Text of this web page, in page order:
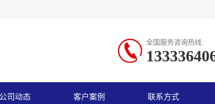
全国服务咨询热线:
公司动态 客户案例 联系方式